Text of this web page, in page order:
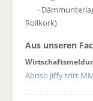
·
Rollkork)
Aus unseren
Abriso Jiffy tritt